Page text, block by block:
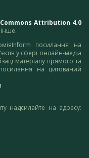
Attribution 4.0
посилання на
у сфері онлайн-медіа
матеріалу прямого та
на цитований
надсилайте на адресу: